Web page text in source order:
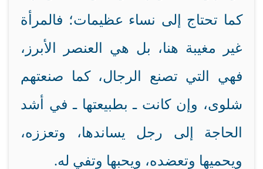
كما تحتاج إلى نساء عظيمات؛ فالمرأة
غير مغيبة هنا، بل هي العنصر الأبرز،
فهي التي تصنع الرجال، كما صنعتهم
شلوى، وإن كانت ـ بطبيعتها ـ في أشد
الحاجة إلى رجل يساندها، وتعززه،
ويحميها وتعضده، ويحبها وتفي له.